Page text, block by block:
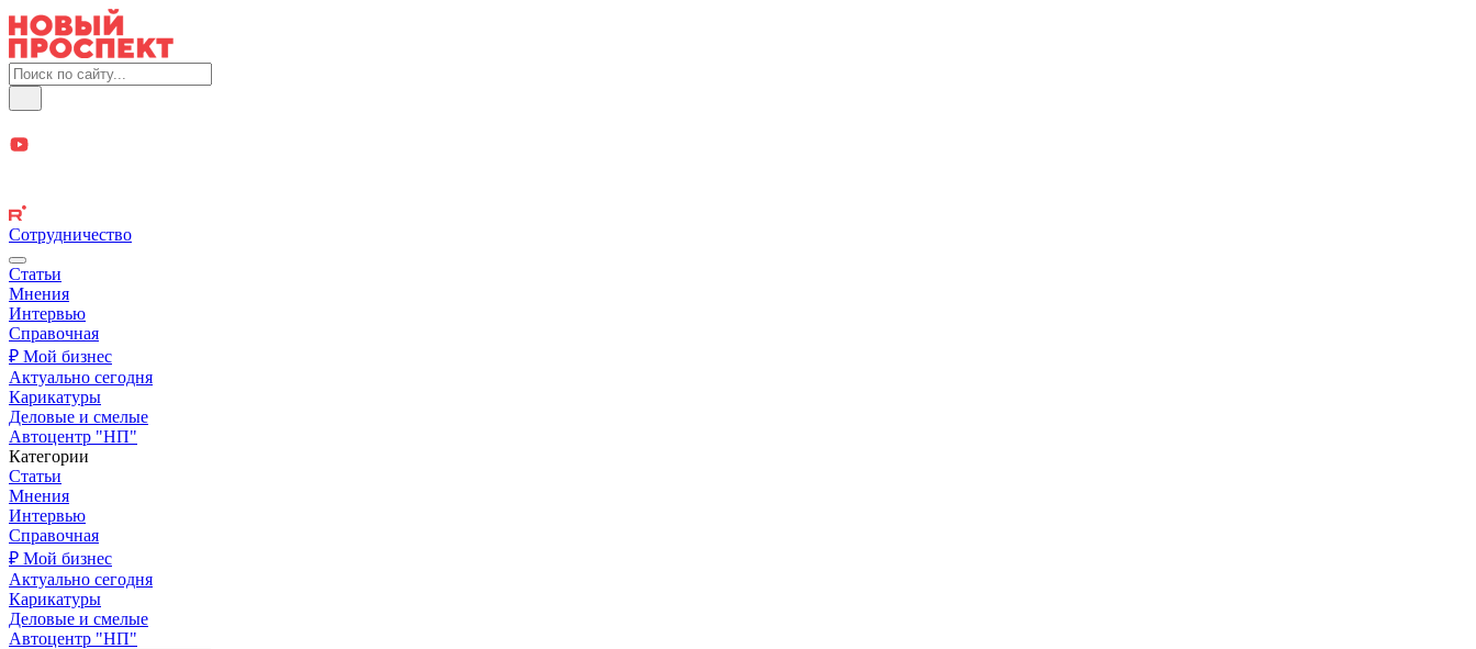
Сотрудничество
Статьи
Мнения
Интервью
Справочная
₽ Мой бизнес
Актуально сегодня
Карикатуры
Деловые и смелые
Автоцентр "НП"
Категории
Статьи
Мнения
Интервью
Справочная
₽ Мой бизнес
Актуально сегодня
Карикатуры
Деловые и смелые
Автоцентр "НП"